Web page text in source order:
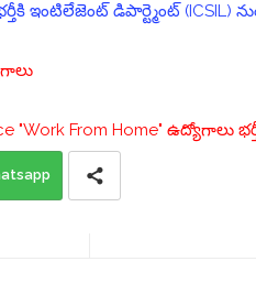
ఇంటిలేజెంట్ డిపార్ట్మెంట్ (ICSIL)
"Work From Home" ఉద్యోగాలు